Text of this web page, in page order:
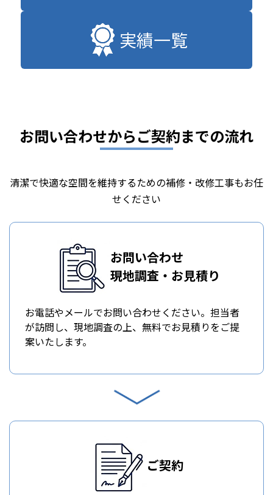
実績一覧
お問い合わせからご契約までの流れ
清潔で快適な空間を維持するための補修・改修工事もお任
せください
お問い合わせ
現地調査・お見積り
お電話やメールでお問い合わせください。担当者
が訪問し、現地調査の上、無料でお見積りをご提
案いたします。
ご契約